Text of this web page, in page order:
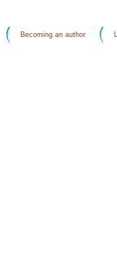
Becoming an author